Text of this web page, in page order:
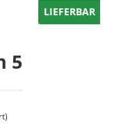
LIEFERBAR
5